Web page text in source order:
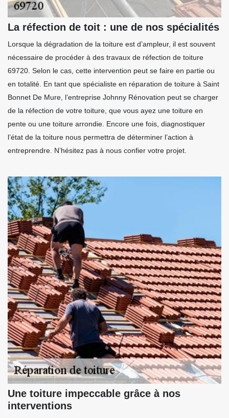
La réfection de toit : une de nos spécialités
Lorsque la dégradation de la toiture est d’ampleur, il est souvent
nécessaire de procéder à des travaux de réfection de toiture
69720. Selon le cas, cette intervention peut se faire en partie ou
en totalité. En tant que spécialiste en réparation de toiture à Saint
Bonnet De Mure, l’entreprise Johnny Rénovation peut se charger
de la réfection de votre toiture, que vous ayez une toiture en
pente ou une toiture arrondie. Encore une fois, diagnostiquer
l’état de la toiture nous permettra de déterminer l’action à
entreprendre. N’hésitez pas à nous confier votre projet.
Une toiture impeccable grâce à nos
interventions